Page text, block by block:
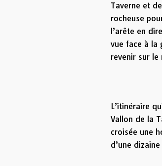
Taverne et
rocheuse
l’arête en
vue face à la
revenir sur le
L’itinéraire
Vallon de la
croisée une
d’une